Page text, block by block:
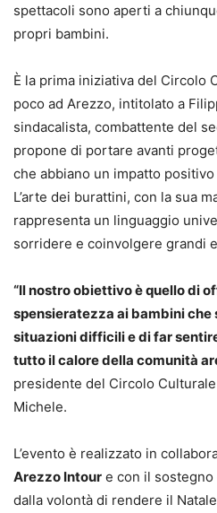
spettacoli sono aperti a
propri bambini.
È la prima iniziativa del Circolo
poco ad Arezzo, intitolato a
sindacalista, combattente del
propone di portare avanti
che abbiano un impatto
L’arte dei burattini, con la sua
rappresenta un linguaggio
sorridere e coinvolgere grandi
“Il nostro obiettivo è quello di
spensieratezza ai bambini
situazioni difficili e di far
tutto il calore della comunità
presidente del Circolo
Michele.
L’evento è realizzato in
Arezzo Intour e con il
dalla volontà di rendere il